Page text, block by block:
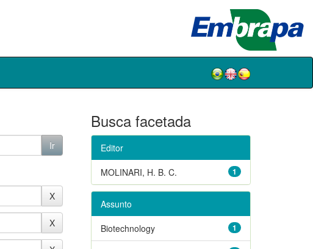
Busca facetada
Editor
1
MOLINARI, H. B. C.
Assunto
1
Biotechnology